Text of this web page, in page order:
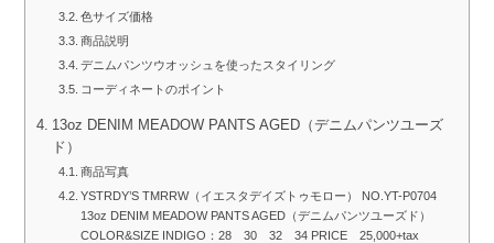
色サイズ価格
商品説明
デニムパンツウオッシュを使ったスタイリング
コーディネートのポイント
13oz DENIM MEADOW PANTS AGED（デニムパンツユーズ
ド）
商品写真
YSTRDY’S TMRRW（イエスタデイズトゥモロー） NO.YT-P0704
13oz DENIM MEADOW PANTS AGED（デニムパンツユーズド）
COLOR&SIZE INDIGO：28 30 32 34 PRICE 25,000+tax